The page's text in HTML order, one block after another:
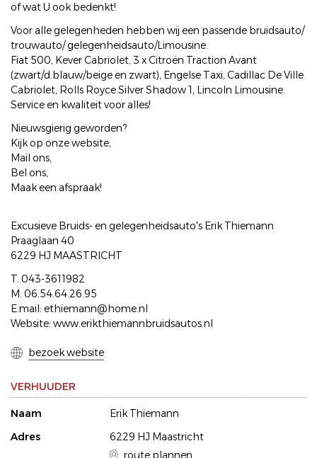
of wat U ook bedenkt!
Voor alle gelegenheden hebben wij een passende bruidsauto/
trouwauto/ gelegenheidsauto/Limousine.
Fiat 500, Kever Cabriolet, 3 x Citroën Traction Avant
(zwart/d.blauw/beige en zwart), Engelse Taxi, Cadillac De Ville
Cabriolet, Rolls Royce Silver Shadow 1, Lincoln Limousine.
Service en kwaliteit voor alles!
Nieuwsgierig geworden?
Kijk op onze website,
Mail ons,
Bel ons,
Maak een afspraak!
Excusieve Bruids- en gelegenheidsauto's Erik Thiemann
Praaglaan 40
6229 HJ MAASTRICHT
T. 043-3611982
M. 06.54.64.26.95
E.mail: ethiemann@home.nl
Website: www.erikthiemannbruidsautos.nl
bezoek website
VERHUUDER
Naam
Erik Thiemann
Adres
6229 HJ Maastricht